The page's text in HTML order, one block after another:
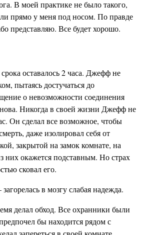
В моей практике не было такого,
прямо у меня под носом. По правде
представляю. Все будет хорошо.
оставалось 2 часа. Джефф не
пытаясь достучаться до
о невозможности соединения
Никогда в своей жизни Джефф не
Он сделал все возможное, чтобы
даже изолировал себя от
закрытой на замок комнате, на
них окажется подставным. Но страх
сковал его.
в мозгу слабая надежда.
делал обход. Все охранники были
бы находится рядом с